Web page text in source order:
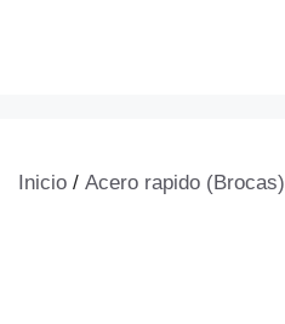
Inicio / Acero rapido (Brocas)